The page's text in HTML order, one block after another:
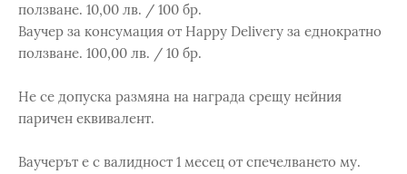
ползване. 10,00 лв. / 100 бр.
Ваучер за консумация от Happy Delivery за еднократно
ползване. 100,00 лв. / 10 бр.
Не се допуска размяна на награда срещу нейния
паричен еквивалент.
Ваучерът е с валидност 1 месец от спечелването му.